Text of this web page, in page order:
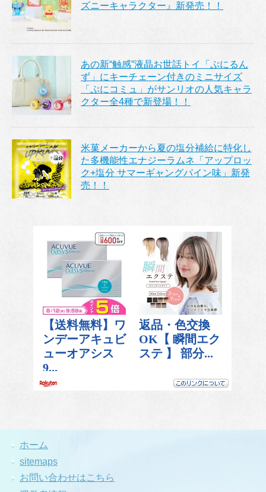
ズニーキャラクター』新発売！！
あの新“触感”液晶お世話トイ「ぷにるん
ず」にキーチェーン付きのミニサイズ
「ぷにコミュ」がサンリオの人気キャラ
クター全4種で新登場！！
米菓メーカーから夏の塩分補給に特化し
た多機能性エナジーラムネ「アップロッ
ク+塩分 サマーギャングパイン味」新発
売！！
ホーム
sitemaps
お問い合わせはこちら